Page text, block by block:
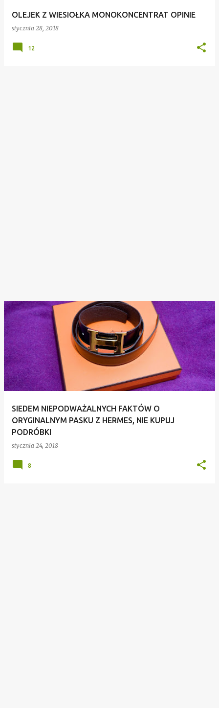
OLEJEK Z WIESIOŁKA MONOKONCENTRAT OPINIE
stycznia 28, 2018
12
SIEDEM NIEPODWAŻALNYCH FAKTÓW O
ORYGINALNYM PASKU Z HERMES, NIE KUPUJ
PODRÓBKI
stycznia 24, 2018
8